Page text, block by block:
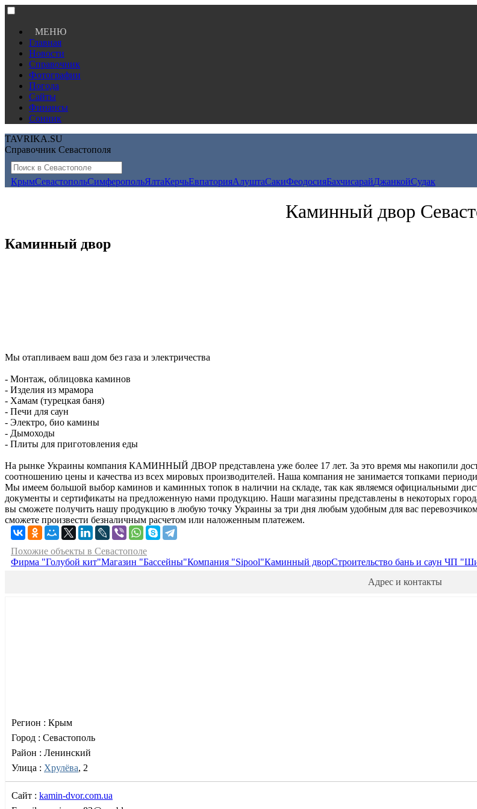
МЕНЮ
Главная
Новости
Справочник
Фотографии
Погода
Сайты
Финансы
Сонник
TAVRIKA.SU
Справочник Севастополя
КрымСевастопольСимферопольЯлтаКерчьЕвпаторияАлуштаСакиФеодосияБахчисарайДжанкойСудак
Каминный двор
Каминный двор
Мы отапливаем ваш дом без газа и электричества
- Монтаж, облицовка каминов
- Изделия из мрамора
- Хамам (турецкая баня)
- Печи для саун
- Электро, био камины
- Дымоходы
- Плиты для приготовления еды
На рынке Украины компания КАМИННЫЙ ДВОР представлена уже более 17 лет. За это время мы накопили
соотношению цены и качества из всех мировых производителей. Наша компания не занимается топками
Мы имеем большой выбор каминов и каминных топок в наличии на складе, так как являемся официальными
документы и сертификаты на предложенную нами продукцию. Наши магазины представлены в некоторых
вы сможете получить нашу продукцию в любую точку Украины за три дня любым удобным для вас
сможете произвести безналичным расчетом или наложенным платежем.
Похожие объекты в Севастополе
Фирма "Голубой кит"Магазин "Бассейны"Компания "Sipool"Каминный дворСтроительство бань и саун ЧП
Адрес и контакты
Регион : Крым
Город : Севастополь
Район : Ленинский
Улица : Хрулёва, 2
Сайт : kamin-dvor.com.ua